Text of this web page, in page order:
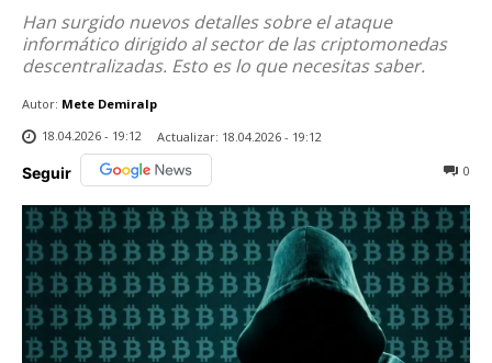
Han surgido nuevos detalles sobre el ataque
informático dirigido al sector de las criptomonedas
descentralizadas. Esto es lo que necesitas saber.
Autor: Mete Demiralp
18.04.2026 - 19:12
Actualizar: 18.04.2026 - 19:12
Seguir 0